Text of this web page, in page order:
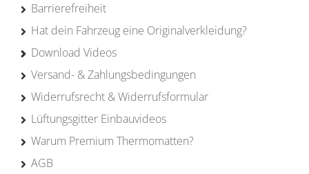
Barrierefreiheit
Hat dein Fahrzeug eine Originalverkleidung?
Download Videos
Versand- & Zahlungsbedingungen
Widerrufsrecht & Widerrufsformular
Lüftungsgitter Einbauvideos
Warum Premium Thermomatten?
AGB